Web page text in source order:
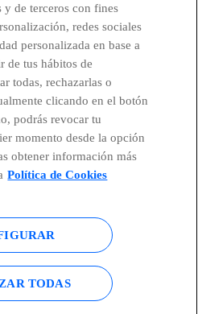
Aviso legal
Política de privacidad
de terceros con fines
redes sociales
personalizada en base a
de tus hábitos de
todas, rechazarlas o
clicando en el botón
podrás revocar tu
momento desde la opción
obtener información más
Política de Cookies
TODAS